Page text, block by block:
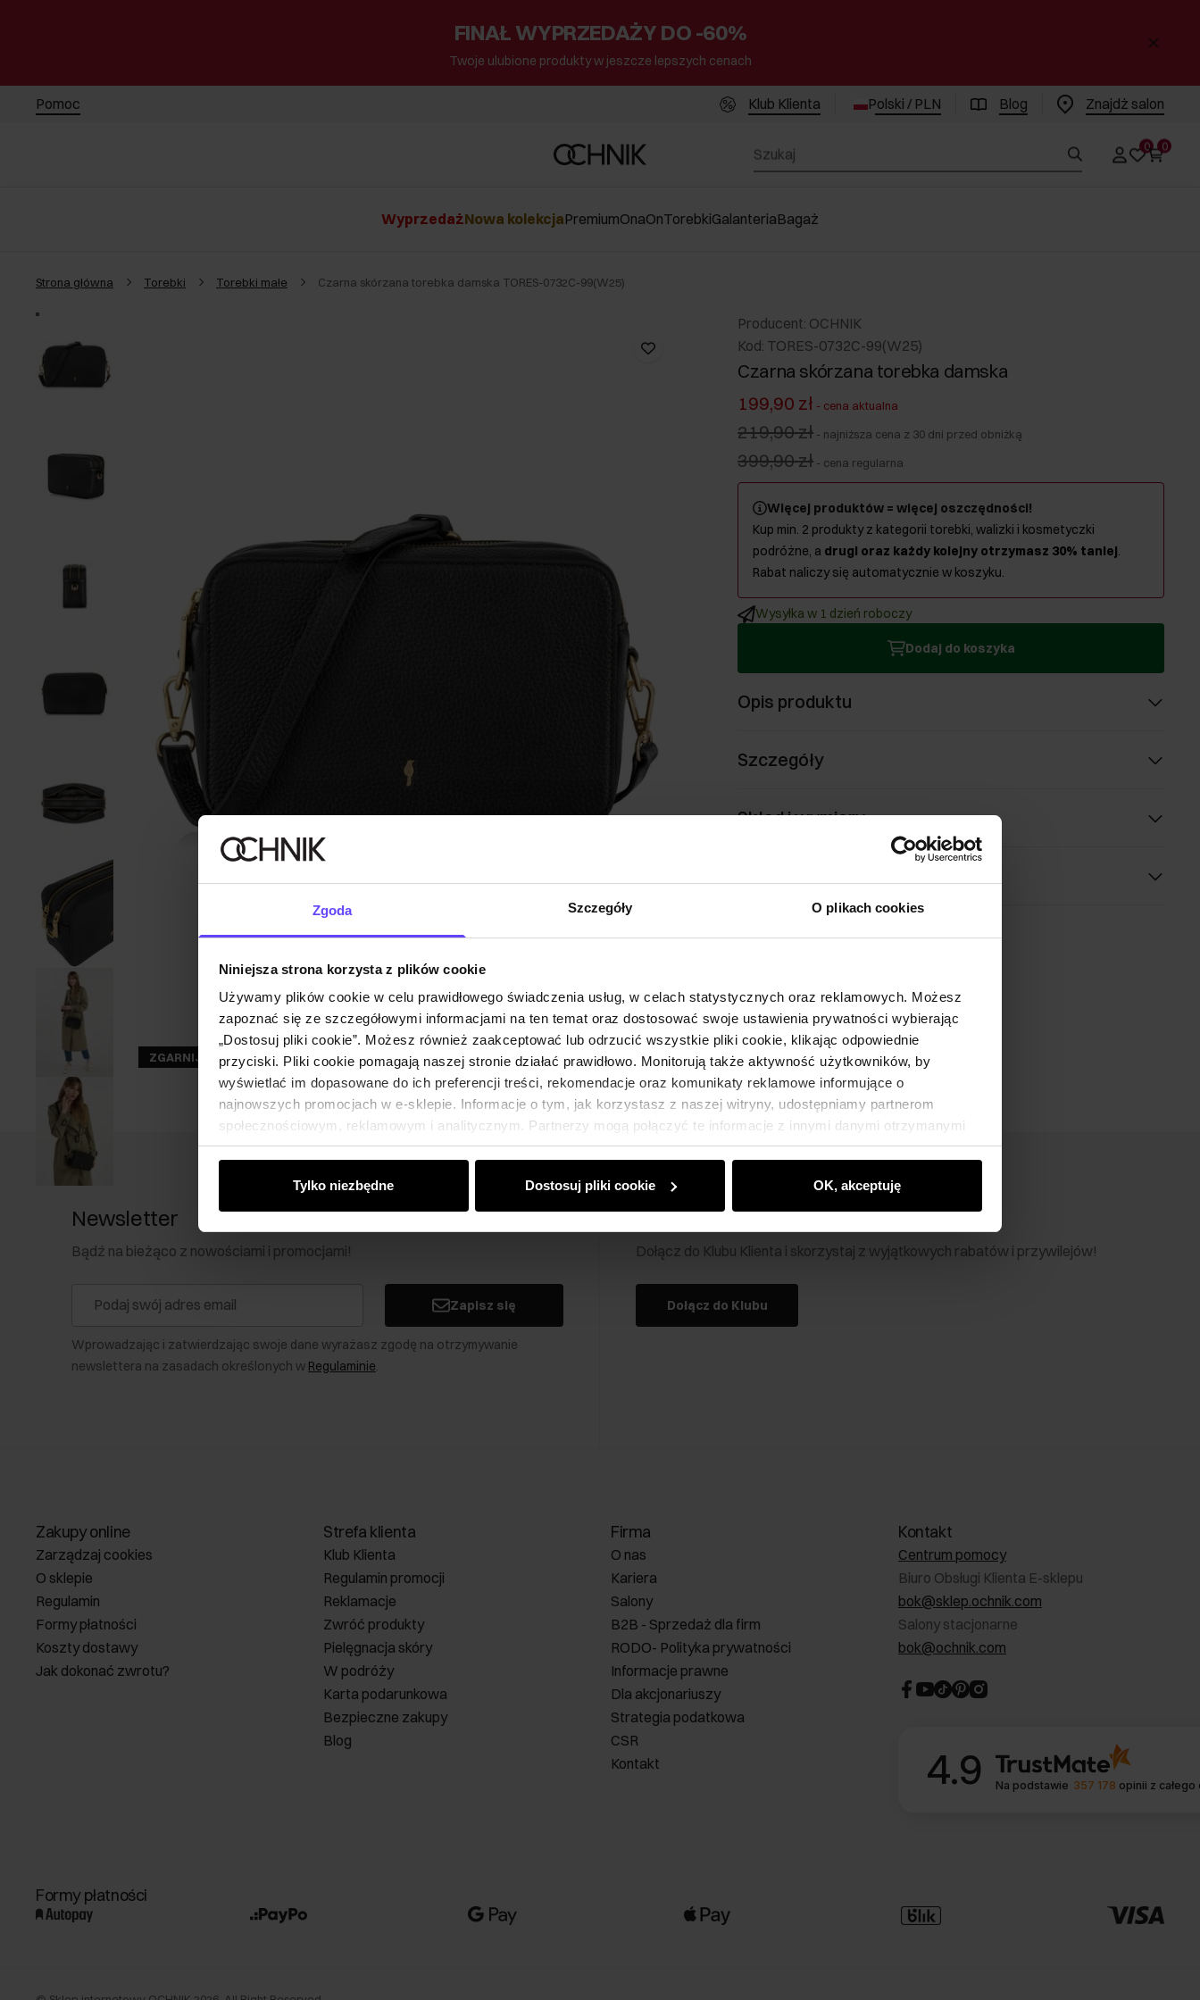
Zgoda Szczegóły O plikach cookies
Niniejsza strona korzysta z plików cookie
Używamy plików cookie w celu prawidłowego świadczenia usług, w celach statystycznych oraz reklamowych. Możesz
zapoznać się ze szczegółowymi informacjami na ten temat oraz dostosować swoje ustawienia prywatności wybierając
„Dostosuj pliki cookie”. Możesz również zaakceptować lub odrzucić wszystkie pliki cookie, klikając odpowiednie
przyciski. Pliki cookie pomagają naszej stronie działać prawidłowo. Monitorują także aktywność użytkowników, by
wyświetlać im dopasowane do ich preferencji treści, rekomendacje oraz komunikaty reklamowe informujące o
najnowszych promocjach w e-sklepie. Informacje o tym, jak korzystasz z naszej witryny, udostępniamy partnerom
społecznościowym, reklamowym i analitycznym. Partnerzy mogą połączyć te informacje z innymi danymi otrzymanymi
od Ciebie lub uzyskanymi podczas korzystania z ich usług.
Tylko niezbędne Dostosuj pliki cookie OK, akceptuję
FINAŁ WYPRZEDAŻY DO -60%
Twoje ulubione produkty w jeszcze lepszych cenach
Pomoc Klub Klienta Polski / PLN Blog Znajdż salon
0 0
WyprzedażNowa kolekcjaPremiumOnaOnTorebkiGalanteriaBagaż
Strona główna Torebki Torebki małe Czarna skórzana torebka damska TORES-0732C-99(W25)
ZGARNIJ -30%
Producent: OCHNIK
Kod: TORES-0732C-99(W25)
Czarna skórzana torebka damska
199,90 zł - cena aktualna
219,90 zł - najniższa cena z 30 dni przed obniżką
399,90 zł - cena regularna
Więcej produktów = więcej oszczędności!
Kup min. 2 produkty z kategorii torebki, walizki i kosmetyczki
podróżne, a drugi oraz każdy kolejny otrzymasz 30% taniej.
Rabat naliczy się automatycznie w koszyku.
Wysyłka w 1 dzień roboczy
Dodaj do koszyka
Opis produktu
Szczegóły
Skład i wymiary
Newsletter
Bądź na bieżąco z nowościami i promocjami!
Zapisz się
Wprowadzając i zatwierdzając swoje dane wyrażasz zgodę na otrzymywanie
newslettera na zasadach określonych w Regulaminie.
Klub Klienta Ochnik
Dołącz do Klubu Klienta i skorzystaj z wyjątkowych rabatów i przywilejów!
Dołącz do Klubu
Zakupy online
Zarządzaj cookies
O sklepie
Regulamin
Formy płatności
Koszty dostawy
Jak dokonać zwrotu?
Strefa klienta
Klub Klienta
Regulamin promocji
Reklamacje
Zwróć produkty
Pielęgnacja skóry
W podróży
Karta podarunkowa
Bezpieczne zakupy
Blog
Firma
O nas
Kariera
Salony
B2B - Sprzedaż dla firm
RODO- Polityka prywatności
Informacje prawne
Dla akcjonariuszy
Strategia podatkowa
CSR
Kontakt
Kontakt
Centrum pomocy
Biuro Obsługi Klienta E-sklepu
bok@sklep.ochnik.com
Salony stacjonarne
bok@ochnik.com
4.9 Na podstawie 357 178 opinii z
Formy płatności